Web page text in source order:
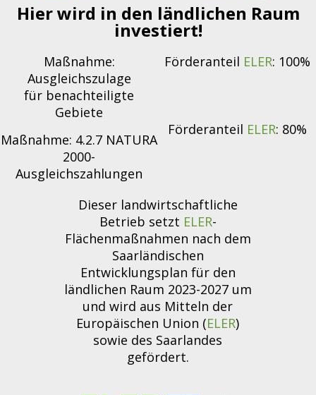
Hier wird in den ländlichen Raum
investiert!
Maßnahme:
Ausgleichszulage
für benachteiligte
Gebiete
Förderanteil ELER: 100%
Maßnahme: 4.2.7 NATURA
2000-
Ausgleichszahlungen
Förderanteil ELER: 80%
Dieser landwirtschaftliche
Betrieb setzt ELER-
Flächenmaßnahmen nach dem
Saarländischen
Entwicklungsplan für den
ländlichen Raum 2023-2027 um
und wird aus Mitteln der
Europäischen Union (ELER)
sowie des Saarlandes
gefördert.